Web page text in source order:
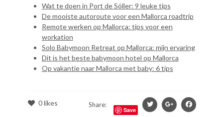
Wat te doen in Port de Sóller: 9 leuke tips
De mooiste autoroute voor een Mallorca roadtrip
Remote werken op Mallorca: tips voor een
workation
Solo Babymoon Retreat op Mallorca: mijn ervaring
Dit is het beste babymoon hotel op Mallorca
Op vakantie naar Mallorca met baby: 6 tips
0likes Share:
Save